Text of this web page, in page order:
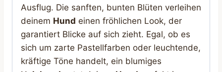
Ausflug. Die sanften, bunten Blüten verleihen
deinem Hund einen fröhlichen Look, der
garantiert Blicke auf sich zieht. Egal, ob es
sich um zarte Pastellfarben oder leuchtende,
kräftige Töne handelt, ein blumiges